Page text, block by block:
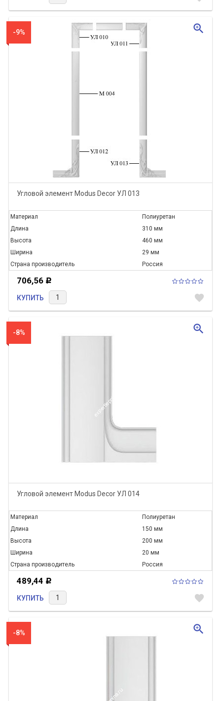
-9%
Угловой элемент Modus Decor УЛ 013
Материал
Полиуретан
Длина
310 мм
Высота
460 мм
Ширина
29 мм
Страна производитель
Россия
706,56 Р
КУПИТЬ favorite
zoom_in
-8%
Угловой элемент Modus Decor УЛ 014
Материал
Полиуретан
Длина
150 мм
Высота
200 мм
Ширина
20 мм
Страна производитель
Россия
489,44 Р
КУПИТЬ favorite
zoom_in
-8% zoom_in